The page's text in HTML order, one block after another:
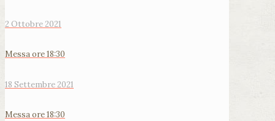
2 Ottobre 2021
Messa ore 18:30
18 Settembre 2021
Messa ore 18:30